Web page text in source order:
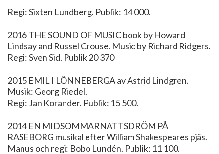
Regi: Sixten Lundberg. Publik: 14 000.
2016 THE SOUND OF MUSIC book by Howard
Lindsay and Russel Crouse. Music by Richard Ridgers.
Regi: Sven Sid. Publik 20 370
2015 EMIL I LÖNNEBERGA av Astrid Lindgren.
Musik: Georg Riedel.
Regi: Jan Korander. Publik: 15 500.
2014 EN MIDSOMMARNATTSDRÖM PÅ
RASEBORG musikal efter William Shakespeares pjäs.
Manus och regi: Bobo Lundén. Publik: 11 100.